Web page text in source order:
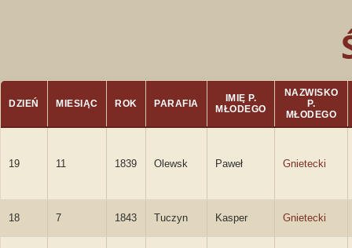
DZIEŃ MIESIĄC ROK PARAFIA
IMIĘ P.
MŁODEGO
NAZWISKO
P.
MŁODEGO
19 11 1839 Olewsk Paweł Gnietecki
18 7 1843 Tuczyn Kasper Gnietecki